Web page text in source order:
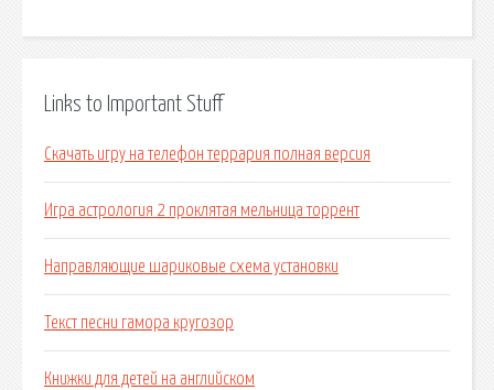
Links to Important Stuff
Скачать игру на телефон террария полная версия
Игра астрология 2 проклятая мельница торрент
Направляющие шариковые схема установки
Текст песни гамора кругозор
Книжки для детей на английском